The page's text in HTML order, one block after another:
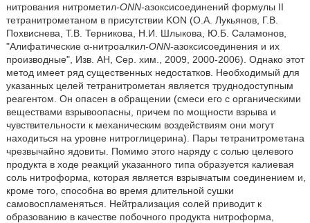
нитрования нитрометил-ONN-азоксисоединений формулы II
тетранитрометаном в присутствии KON (О.А. Лукьянов, Г.В.
Похвиснева, Т.В. Терникова, Н.И. Шлыкова, Ю.Б. Саламонов,
"Алифатические α-нитроалкил-ONN-азоксисоединения и их
производные", Изв. АН, Сер. хим., 2009, 2000-2006). Однако этот
метод имеет ряд существенных недостатков. Необходимый для
указанных целей тетранитрометан является труднодоступным
реагентом. Он опасен в обращении (смеси его с органическими
веществами взрывоопасны, причем по мощности взрыва и
чувствительности к механическим воздействиям они могут
находиться на уровне нитроглицерина). Пары тетранитрометана
чрезвычайно ядовиты. Помимо этого наряду с солью целевого
продукта в ходе реакций указанного типа образуется калиевая
соль нитроформа, которая является взрывчатым соединением и,
кроме того, способна во время длительной сушки
самовоспламеняться. Нейтрализация солей приводит к
образованию в качестве побочного продукта нитроформа,